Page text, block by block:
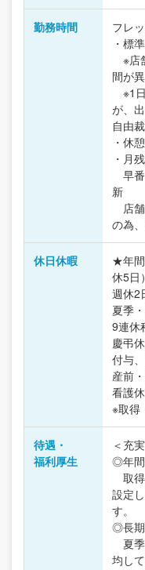
勤務時間
フレ
・標
※店
間が
※1
が、
自由
・休
・月
早
新
店
の為
休日休暇
★年間
休5日
週休2
夏季
9連休
慶弔
付与
産前
看護
※取得
待遇・
福利厚生
＜充
◎年間
取
設定
す。
◎長
夏
均し